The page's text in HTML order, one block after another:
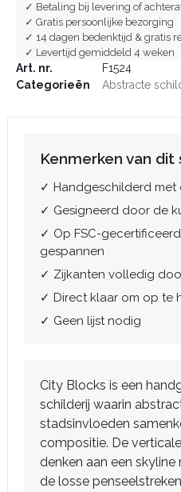
✓ Betaling bij levering of
✓ Gratis persoonlijke bezorging
✓ 14 dagen bedenktijd & gratis
✓ Levertijd gemiddeld 4 weken
Art. nr.
F1524
Categorieën
Abstracte
Kenmerken van dit
✓ Handgeschilderd met
✓ Gesigneerd door de
✓ Op FSC-
gespannen
✓ Zijkanten volledig
✓ Direct klaar om op te
✓ Geen lijst nodig
City Blocks is een
schilderij waarin
stadsinvloeden
compositie. De
denken aan een
de losse